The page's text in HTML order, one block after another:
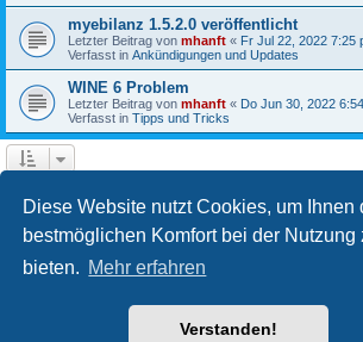
Diese Website nutzt Cookies, um Ihnen
bestmöglichen Komfort bei der Nutzung
bieten. Mehr erfahren
Verstanden!
myebilanz 1.5.2.0 veröffentlicht
Letzter Beitrag von mhanft « Fr Jul 22, 2022 7:25
Verfasst in Ankündigungen und Updates
WINE 6 Problem
Letzter Beitrag von mhanft « Do Jun 30, 2022
Verfasst in Tipps und Tricks
Powered byphpBB® Forum Software ©